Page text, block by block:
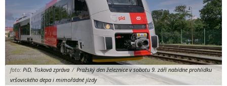
foto: PiD, Tisková zpráva / Pražský den železnice v sobotu 9. září nabídne prohlídku
vršovického depa i mimořádné jízdy